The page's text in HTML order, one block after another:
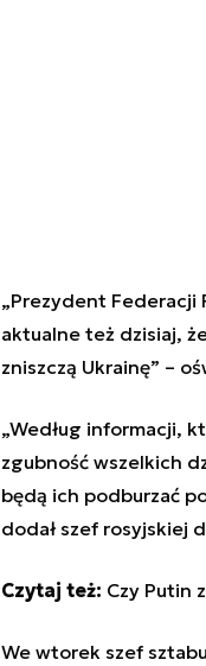
„Prezydent Federacji
aktualne też dzisiaj,
zniszczą Ukrainę” –
„Według informacji,
zgubność wszelkich
będą ich podburzać
dodał szef rosyjskiej
Czytaj też: Czy Putin
We wtorek szef